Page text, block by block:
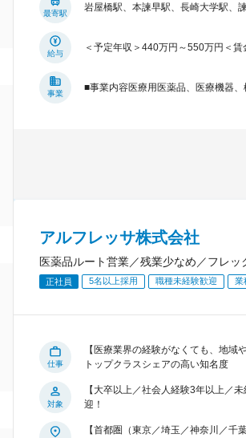
最寄駅
岩屋橋駅、本諫早駅、長崎大学駅、
給与
＜予定年収＞440万円～550万円＜
事業
■事業内容医療用医薬品、医療機器
アルフレッサ株式会社
医薬品ルート営業／残業少なめ／フレッ
正社員 5名以上採用 職種未経験歓迎 業
仕事
【医療業界の経験がなくても、地
トップクラスシェアの高い知名度
対象
【大卒以上／社会人経験3年以上／
迎！
【首都圏（東京／埼玉／神奈川／